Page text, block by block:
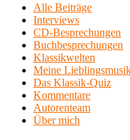
Alle Beiträge
Interviews
CD-Besprechungen
Buchbesprechungen
Klassikwelten
Meine
Das Klassik-Quiz
Kommentare
Autorenteam
Über mich